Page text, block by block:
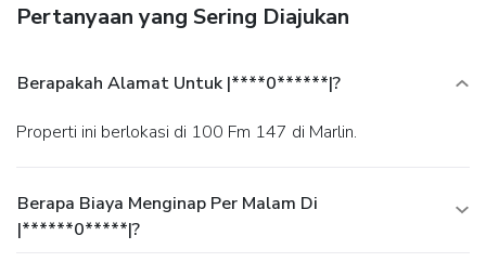
Pertanyaan yang Sering Diajukan
Berapakah Alamat Untuk |****0******|?
Properti ini berlokasi di 100 Fm 147 di Marlin.
Berapa Biaya Menginap Per Malam Di
|******0*****|?